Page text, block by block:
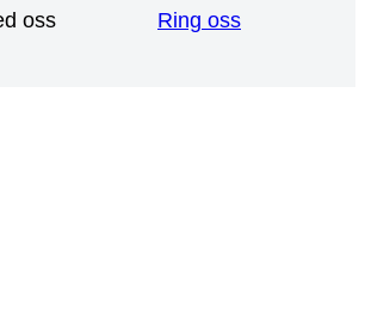
oss Ring oss